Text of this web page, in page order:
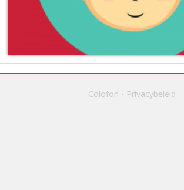
Colofon Privacybeleid